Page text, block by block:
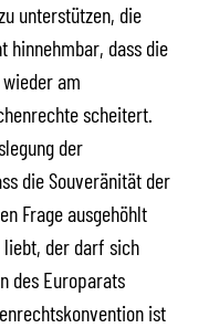
unterstützen, die
hinnehmbar, dass die
am
scheitert.
der
die Souveränität der
Frage ausgehöhlt
liebt, der darf sich
des Europarats
ist